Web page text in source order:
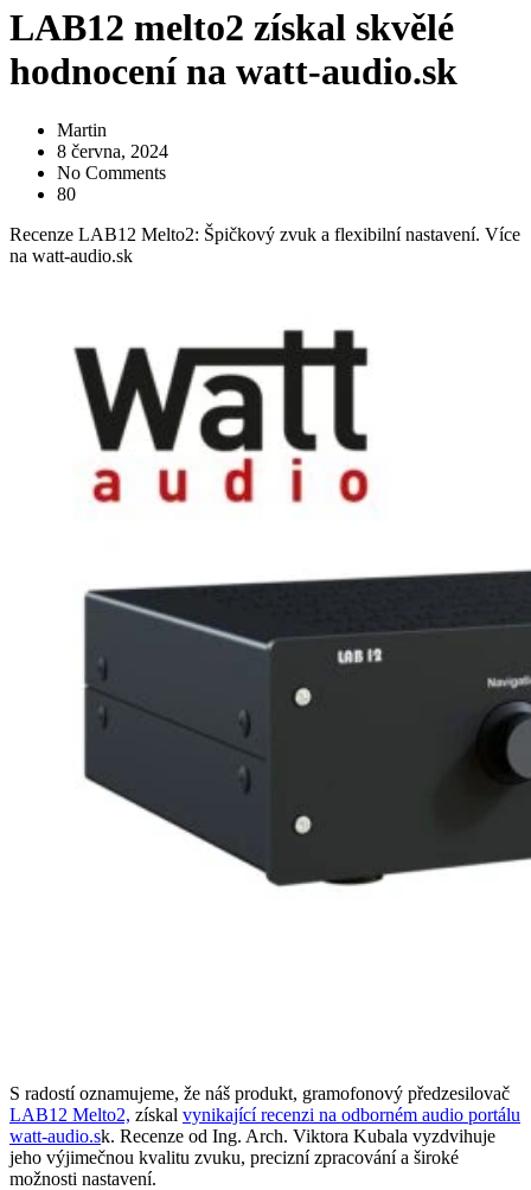
LAB12 melto2 získal skvělé
hodnocení na watt-audio.sk
Martin
8 června, 2024
No Comments
80
Recenze LAB12 Melto2: Špičkový zvuk a flexibilní nastavení. Více
na watt-audio.sk
S radostí oznamujeme, že náš produkt, gramofonový předzesilovač
LAB12 Melto2, získal vynikající recenzi na odborném audio portálu
watt-audio.sk. Recenze od Ing. Arch. Viktora Kubala vyzdvihuje
jeho výjimečnou kvalitu zvuku, precizní zpracování a široké
možnosti nastavení.